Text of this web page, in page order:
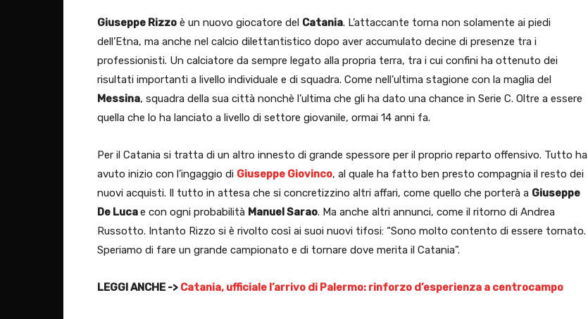
Giuseppe Rizzo è un nuovo giocatore del Catania. L’attaccante torna non solamente ai piedi
dell’Etna, ma anche nel calcio dilettantistico dopo aver accumulato decine di presenze tra i
professionisti. Un calciatore da sempre legato alla propria terra, tra i cui confini ha ottenuto dei
risultati importanti a livello individuale e di squadra. Come nell’ultima stagione con la maglia del
Messina, squadra della sua città nonchè l’ultima che gli ha dato una chance in Serie C. Oltre a essere
quella che lo ha lanciato a livello di settore giovanile, ormai 14 anni fa.
Per il Catania si tratta di un altro innesto di grande spessore per il proprio reparto offensivo. Tutto ha
avuto inizio con l’ingaggio di Giuseppe Giovinco, al quale ha fatto ben presto compagnia il resto dei
nuovi acquisti. Il tutto in attesa che si concretizzino altri affari, come quello che porterà a Giuseppe
De Lucae con ogni probabilità Manuel Sarao. Ma anche altri annunci, come il ritorno di Andrea
Russotto. Intanto Rizzo si è rivolto così ai suoi nuovi tifosi: “Sono molto contento di essere tornato.
Speriamo di fare un grande campionato e di tornare dove merita il Catania”.
LEGGI ANCHE -> Catania, ufficiale l’arrivo di Palermo: rinforzo d’esperienza a centrocampo